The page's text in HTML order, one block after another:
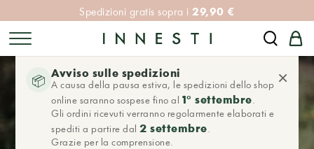
Spedizioni gratis sopra i29,90 €
📦 Avviso sulle spedizioni
A causa della pausa estiva, le spedizioni dello shop
online saranno sospese fino al 1° settembre.
Gli ordini ricevuti verranno regolarmente elaborati e
spediti a partire dal2 settembre.
Grazie per la comprensione.
×